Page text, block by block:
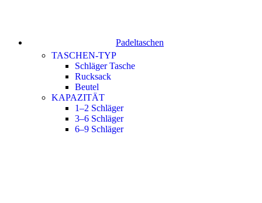
Padeltaschen
TASCHEN-TYP
Schläger Tasche
Rucksack
Beutel
KAPAZITÄT
1–2 Schläger
3–6 Schläger
6–9 Schläger